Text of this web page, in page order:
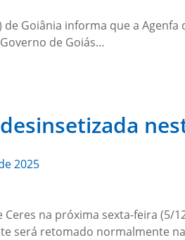
de Goiânia informa que a
de Goiás…
2025
Ceres na próxima sexta-feira
será retomado normalmente